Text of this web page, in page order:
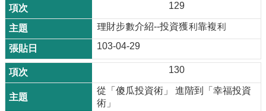
129
理財步數介紹--投資獲利靠複利
103-04-29
130
從「傻瓜投資術」 進階到「幸福投資
術」